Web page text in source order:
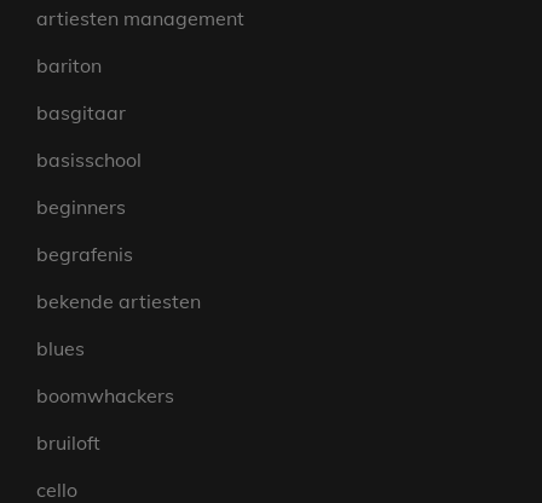
artiesten management
bariton
basgitaar
basisschool
beginners
begrafenis
bekende artiesten
blues
boomwhackers
bruiloft
cello